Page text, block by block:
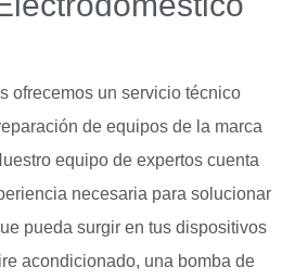
ofrecemos un servicio técnico
de equipos de la marca
equipo de expertos cuenta
necesaria para solucionar
pueda surgir en tus dispositivos
acondicionado, una bomba de